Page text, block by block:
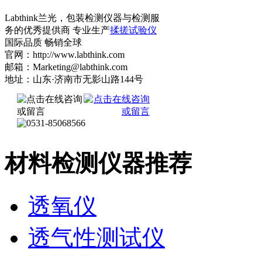
Labthink兰光，包装检测仪器与检测服
务的优秀提供商 专业生产揉搓试验仪
国际品质 畅销全球
官网：http://www.labthink.com
邮箱：Marketing@labthink.com
地址：山东·济南市无影山路144号
材料检测仪器推荐
透氧仪
透气性测试仪